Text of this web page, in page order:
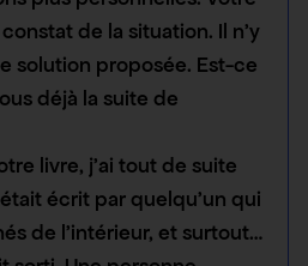
de la situation. Il n’y
solution proposée. Est-ce
déjà la suite de
livre, j’ai tout de suite
écrit par quelqu’un qui
de l’intérieur, et surtout…